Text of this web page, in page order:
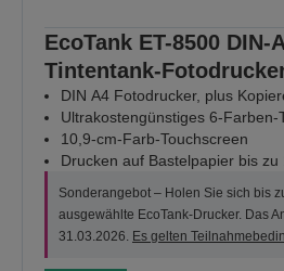
EcoTank ET-8500 DIN-
Tintentank-
DIN A4 Fotodrucker, plus
Ultrakostengünstiges 6-Farben-
10,9-cm-Farb-Touchscreen
Drucken auf Bastelpapier bis zu
Sonderangebot – Holen Sie sich bis
ausgewählte EcoTank-Drucker. Das
31.03.2026. Es gelten